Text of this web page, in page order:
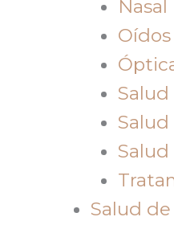
Nasal
Oídos
Salud
Salud